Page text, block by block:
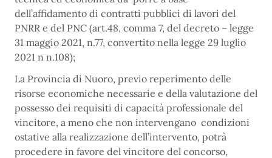
dell’affidamento di contratti pubblici di lavori del
PNRR e del PNC (art.48, comma 7, del decreto – legge
31 maggio 2021, n.77, convertito nella legge 29 luglio
2021 n n.108);
La Provincia di Nuoro, previo reperimento delle
risorse economiche necessarie e della valutazione del
possesso dei requisiti di capacità professionale del
vincitore, a meno che non intervengano condizioni
ostative alla realizzazione dell’intervento, potrà
procedere in favore del vincitore del concorso,